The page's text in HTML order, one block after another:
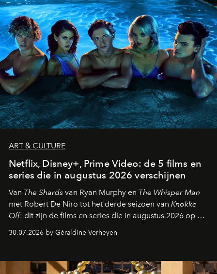
ART & CULTURE
Netflix, Disney+, Prime Video: de 5 films en
series die in augustus 2026 verschijnen
Van The Shards van Ryan Murphy en The Whisper Man
met Robert De Niro tot het derde seizoen van Knokke
Off: dit zijn de films en series die in augustus 2026 op de
streamingplatformen verschijnen.
30.07.2026 by Géraldine Verheyen